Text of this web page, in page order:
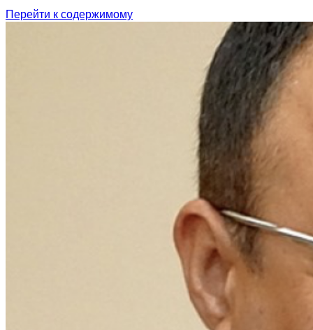
Перейти к содержимому